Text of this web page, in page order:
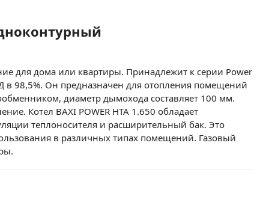
для дома или квартиры. Принадлежит к серии Power
в 98,5%. Он предназначен для отопления помещений
диаметр дымохода составляет 100 мм.
Котел BAXI POWER HTA 1.650 обладает
теплоносителя и расширительный бак. Это
в различных типах помещений. Газовый